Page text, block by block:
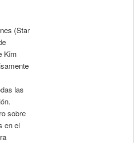
(Star
Kim
las
sobre
en el